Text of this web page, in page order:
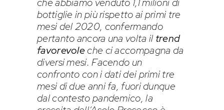
che abbiamo venduto 1,1 milioni di
bottiglie in più rispetto ai primi tre
mesi del 2020, confermando
pertanto ancora una volta il trend
favorevoleche ci accompagna da
diversi mesi. Facendo un
confronto con i dati dei primi tre
mesi di due anni fa, fuori dunque
dal contesto pandemico, la